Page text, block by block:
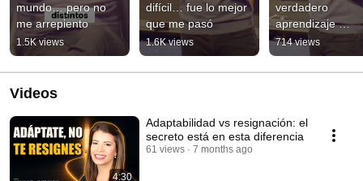
mundo… pero no
me arrepiento
1.5K views
difícil… fue lo mejor
que me pasó
1.6K views
verdadero
aprendizaje
(Fernando
lo explica claro)
714 views
Videos
4:30
Adaptabilidad vs resignación: el
secreto está en esta diferencia
61 views 7 months ago